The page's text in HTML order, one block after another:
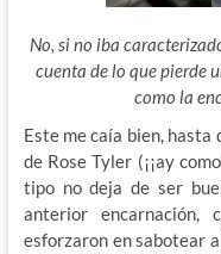
No, si no iba
cuenta de lo que pierde
como la
Este me caía bien, hasta
de Rose Tyler (¡¡ay
tipo no deja de ser
anterior encarnación,
esforzaron en sabotear